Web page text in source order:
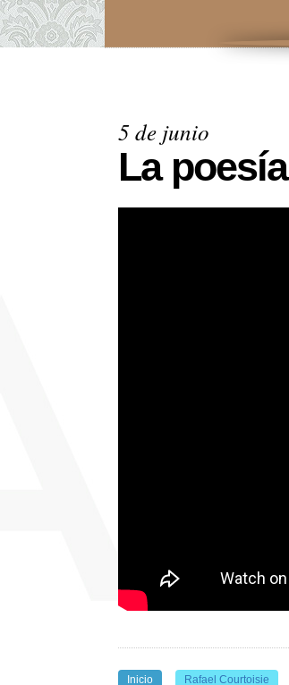
5 de junio
La
Inicio Rafael Courtoisie